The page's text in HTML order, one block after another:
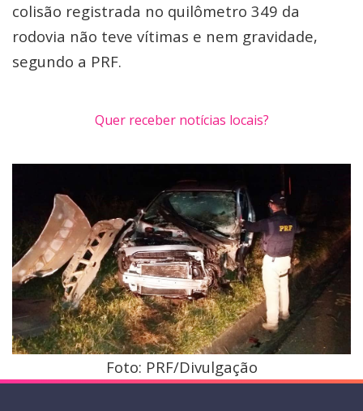
colisão registrada no quilômetro 349 da
rodovia não teve vítimas e nem gravidade,
segundo a PRF.
Quer receber notícias locais?
Foto: PRF/Divulgação